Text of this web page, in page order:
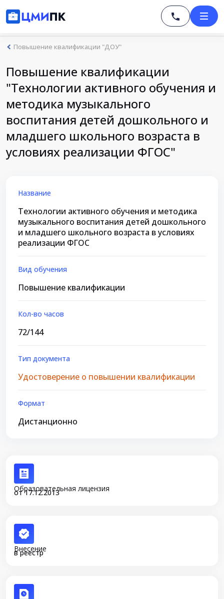
Повышение квалификации "ДОУ"
Повышение квалификации
"Технологии активного обучения и
методика музыкального
воспитания детей дошкольного и
младшего школьного возраста в
условиях реализации ФГОС"
Название
Технологии активного обучения и методика
музыкального воспитания детей дошкольного
и младшего школьного возраста в условиях
реализации ФГОС
Вид обучения
Повышение квалификации
Кол-во часов
72/144
Тип документа
Удостоверение о повышении квалификации
Формат
Дистанционно
Образовательная лицензия
от 17.12.2013
Внесение
в реестр